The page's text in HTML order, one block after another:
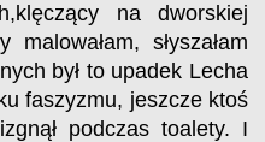
na dworskiej
słyszałam
był to upadek Lecha
faszyzmu, jeszcze ktoś
podczas toalety. I